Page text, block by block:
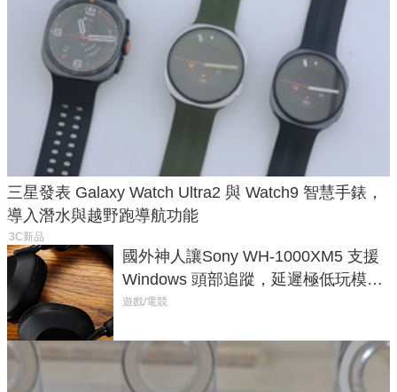
三星發表 Galaxy Watch Ultra2 與 Watch9 智慧手錶，
導入潛水與越野跑導航功能
3C新品
國外神人讓Sony WH-1000XM5 支援
Windows 頭部追蹤，延遲極低玩模擬
飛行超有感
遊戲/電競